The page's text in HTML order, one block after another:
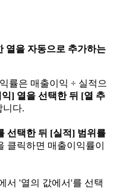
열을 자동으로 추가하는
률은 매출이익 ÷ 실적으
] 열을 선택한 뒤 [열 추
니다.
선택한 뒤 [실적] 범위를
클릭하면 매출이익률이
서 '열의 값에서'를 선택